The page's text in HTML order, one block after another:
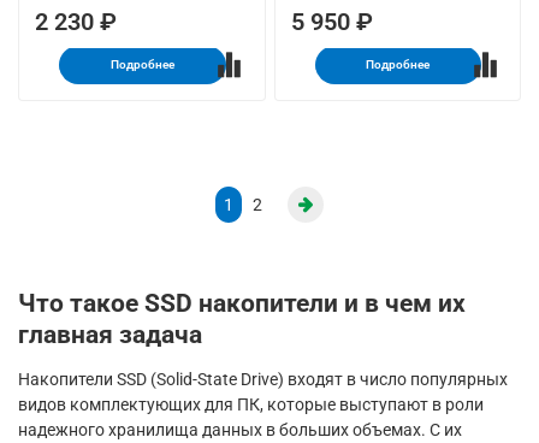
2 230 ₽
Подробнее
5 950 ₽
Подробнее
1 2
Что такое SSD накопители и в чем их
главная задача
Накопители SSD (Solid-State Drive) входят в число популярных
видов комплектующих для ПК, которые выступают в роли
надежного хранилища данных в больших объемах. С их